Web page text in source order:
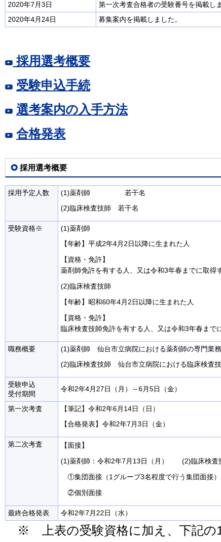
2020年7月3日
第一次考査合格者の受験番号を掲載し
2020年4月24日
募集案内を掲載しました。
採用選考概要
受験申込手続
選考案内の入手方法
合格発表
採用選考概要
採用予定人数
(1)薬剤師 若干名
(2)臨床検査技師 若干名
受験資格※
(1)薬剤師
【年齢】平成2年4月2日以降に生まれた人
【資格・免許】
薬剤師免許を有する人、又は令和3年春までに取得
(2)臨床検査技師
【年齢】昭和60年4月2日以降に生まれた人
【資格・免許】
臨床検査技師免許を有する人、又は令和3年春まで
職務概要
(1)薬剤師 仙台市立病院における薬剤師の専門業務
(2)臨床検査技師 仙台市立病院における臨床検査
受験申込
受付期間
令和2年4月27日（月）～6月5日（金）
第一次考査
【筆記】令和2年6月14日（日）
【合格発表】令和2年7月3日（金）
第二次考査
【面接】
(1)薬剤師：令和2年7月13日（月） (2)臨床検査
①集団面接（1グループ3名程度で行う集団面接）
②個別面接
最終合格発表 令和2年7月22日（水）
※ 上表の受験資格に加え、下記の